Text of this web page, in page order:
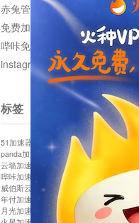
赤兔管理平台
免费加速器
哔咔免费加速服务器
instagram网页版登录入口
标签
51加速器 bitznet hidecat i7加速器
panda加速器
snap加速器 vp加速器
中
云墙加速器
云速加速器
哔咔加速器
哔咔哔咔加速器 喵云 回锅
威伯斯云
小明加速器 小蓝鸟加速器
年付加速器
心阶云 快连 怎么上外网
月光加速器
机场加速器 松果云 梯子加